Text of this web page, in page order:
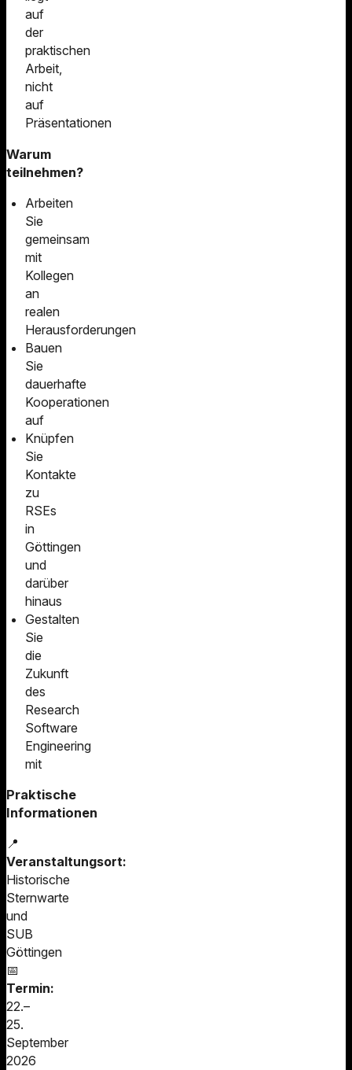
auf
der
praktischen
Arbeit,
nicht
auf
Präsentationen
Warum
teilnehmen?
Arbeiten
Sie
gemeinsam
mit
Kollegen
an
realen
Herausforderungen
Bauen
Sie
dauerhafte
Kooperationen
auf
Knüpfen
Sie
Kontakte
zu
RSEs
in
Göttingen
und
darüber
hinaus
Gestalten
Sie
die
Zukunft
des
Research
Software
Engineering
mit
Praktische
Informationen
📍
Veranstaltungsort:
Historische
Sternwarte
und
SUB
Göttingen
📅
Termin:
22.–
25.
September
2026